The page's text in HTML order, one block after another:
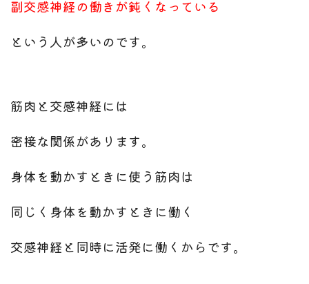
副交感神経の働きが鈍くなっている
という人が多いのです。
筋肉と交感神経には
密接な関係があります。
身体を動かすときに使う筋肉は
同じく身体を動かすときに働く
交感神経と同時に活発に働くからです。